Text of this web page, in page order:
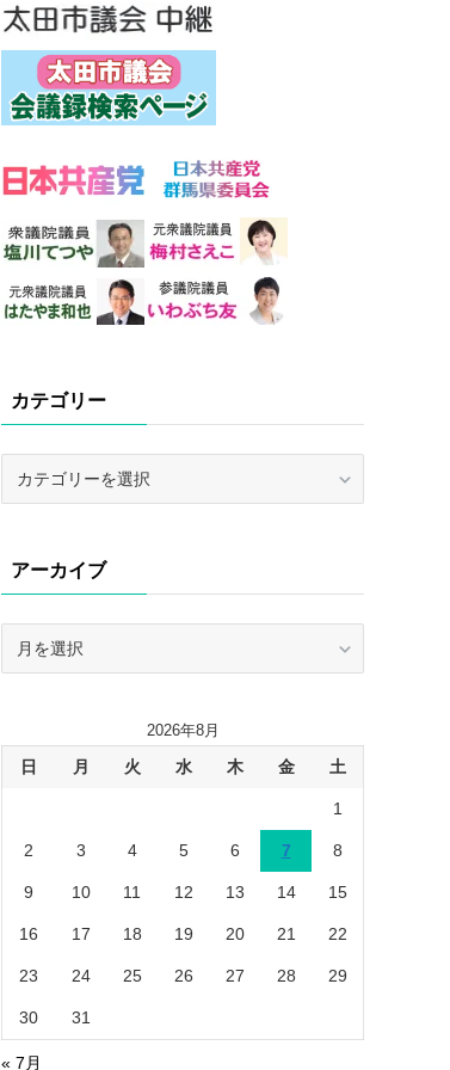
カテゴリー
ーアーカイブ
2026年8月
日 月 火 水 木 金 土
1
2 3 4 5 6 7 8
9 10 11 12 13 14 15
16 17 18 19 20 21 22
23 24 25 26 27 28 29
30 31
« 7月